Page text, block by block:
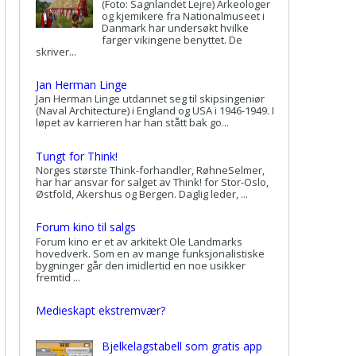
(Foto: Sagnlandet Lejre) Arkeologer
og kjemikere fra Nationalmuseet i
Danmark har undersøkt hvilke
farger vikingene benyttet. De
skriver...
Jan Herman Linge
Jan Herman Linge utdannet seg til skipsingeniør
(Naval Architecture) i England og USA i 1946-1949. I
løpet av karrieren har han stått bak go...
Tungt for Think!
Norges største Think-forhandler, RøhneSelmer,
har har ansvar for salget av Think! for Stor-Oslo,
Østfold, Akershus og Bergen. Daglig leder, ...
Forum kino til salgs
Forum kino er et av arkitekt Ole Landmarks
hovedverk. Som en av mange funksjonalistiske
bygninger går den imidlertid en noe usikker
fremtid ...
Medieskapt ekstremvær?
Bjelkelagstabell som gratis app